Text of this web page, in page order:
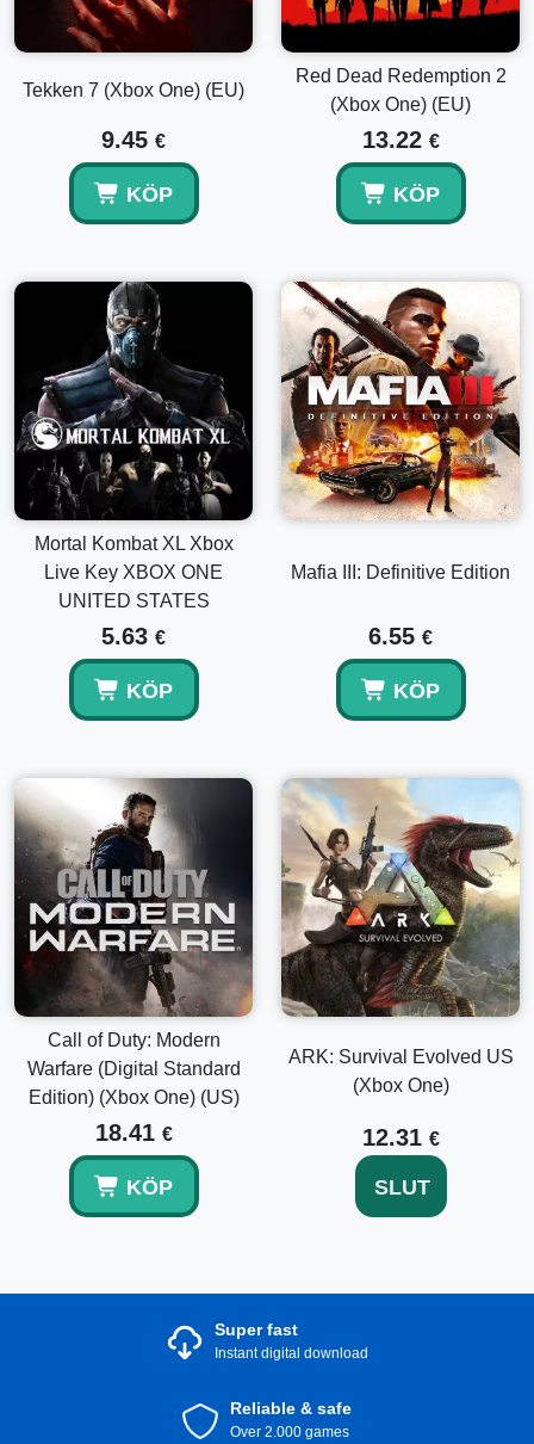
Red Baron Pack, Lawrence of Arabia Pack och Hellfighter
Pack – som innehåller temavapen, fordon och emblem
baserade på de berömda hjältarna och enheterna.
Tekken 7 (Xbox One) (EU)
9.45 €
KÖP
Red Dead Redemption 2
(Xbox One) (EU)
13.22 €
KÖP
Mortal Kombat XL Xbox
Live Key XBOX ONE
UNITED STATES
5.63 €
KÖP
Mafia III: Definitive Edition
6.55 €
KÖP
Call of Duty: Modern
Warfare (Digital Standard
Edition) (Xbox One) (US)
18.41 €
KÖP
ARK: Survival Evolved US
(Xbox One)
12.31 €
SLUT
Super fast
Instant digital download
Reliable & safe
Over 2.000 games